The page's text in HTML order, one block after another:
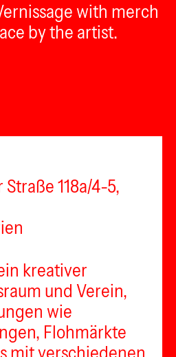
with merch
by the artist.
118a/4-5,
kreativer
und Verein,
wie
Flohmärkte